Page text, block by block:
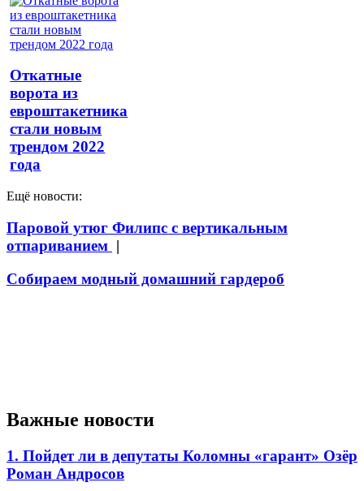
Откатные
ворота из
евроштакетника
стали новым
трендом 2022
года
Ещё новости:
Паровой утюг Филипс с вертикальным
отпариванием |
Собираем модный домашний гардероб
Важные новости
1. Пойдет ли в депутаты Коломны «гарант» Озёр
Роман Андросов